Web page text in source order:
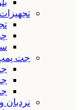
جت
نردبان